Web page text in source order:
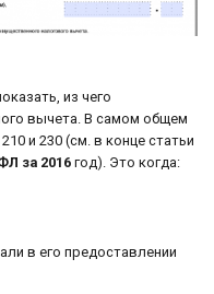
из чего
вычета. В самом общем
и 230 (см. в конце статьи
за 2016 год). Это когда:
в его предоставлении